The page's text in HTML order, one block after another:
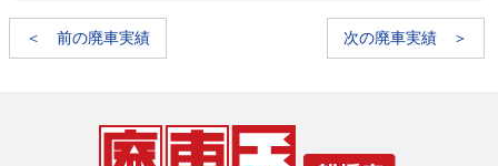
＜ 前の廃車実績 次の廃車実績 ＞